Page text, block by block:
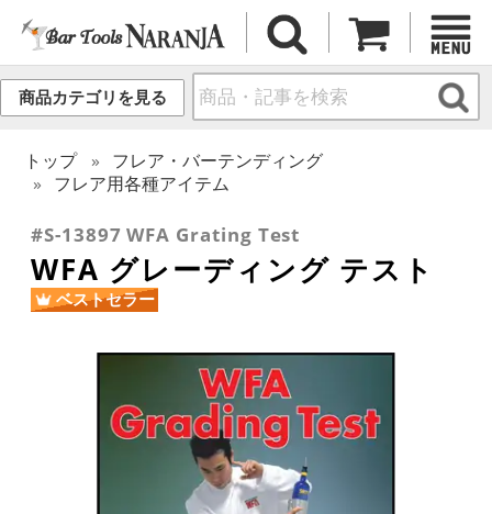
商品カテゴリを見る
トップ
フレア・バーテンディング
フレア用各種アイテム
#S-13897 WFA Grating Test
WFA グレーディング テスト
ベストセラー